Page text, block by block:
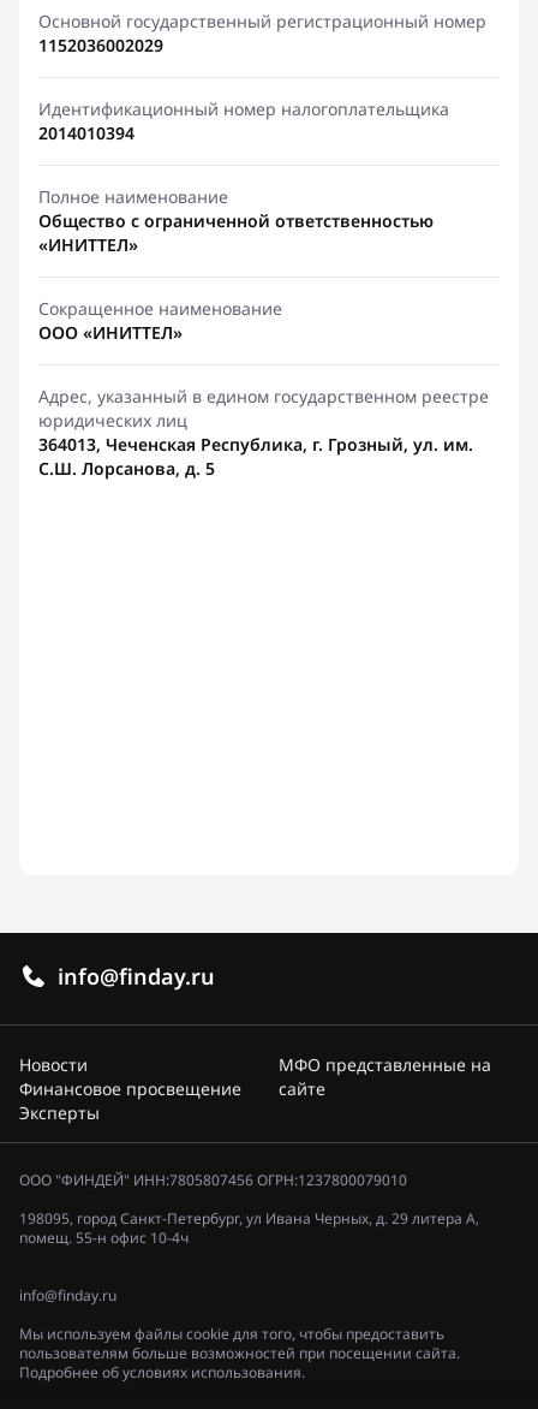
Основной государственный регистрационный номер
1152036002029
Идентификационный номер налогоплательщика
2014010394
Полное наименование
Общество с ограниченной ответственностью
«ИНИТТЕЛ»
Сокращенное наименование
ООО «ИНИТТЕЛ»
Адрес, указанный в едином государственном реестре
юридических лиц
364013, Чеченская Республика, г. Грозный, ул. им.
С.Ш. Лорсанова, д. 5
info@finday.ru
Новости
Финансовое просвещение
Эксперты
МФО представленные на
сайте
ООО "ФИНДЕЙ" ИНН:7805807456 ОГРН:1237800079010
198095, город Санкт-Петербург, ул Ивана Черных, д. 29 литера А,
помещ. 55-н офис 10-4ч
info@finday.ru
Мы используем файлы cookie для того, чтобы предоставить
пользователям больше возможностей при посещении сайта.
Подробнее об условиях использования.